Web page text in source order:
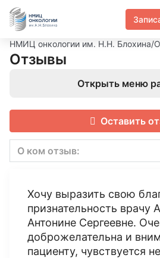
НМИЦ онкологии им. Н.Н. Блохина/
Отзывы
Открыть меню
Оставить
О ком отзыв:
Хочу выразить свою
признательность врачу
Антонине Сергеевне.
доброжелательна и
пациенту, чувствуется